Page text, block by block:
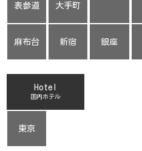
表参道
大手町
麻布台 新宿 銀座
Hotel
国内ホテル
東京